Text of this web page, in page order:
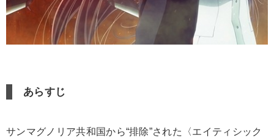
あらすじ
サンマグノリア共和国から“排除”された〈エイティシック